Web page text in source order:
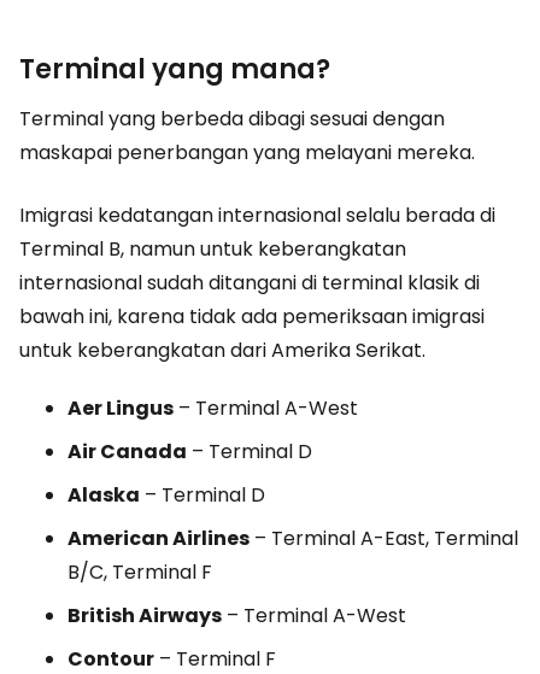
Terminal yang mana?
Terminal yang berbeda dibagi sesuai dengan
maskapai penerbangan yang melayani mereka.
Imigrasi kedatangan internasional selalu berada di
Terminal B, namun untuk keberangkatan
internasional sudah ditangani di terminal klasik di
bawah ini, karena tidak ada pemeriksaan imigrasi
untuk keberangkatan dari Amerika Serikat.
Aer Lingus – Terminal A-West
Air Canada – Terminal D
Alaska – Terminal D
American Airlines – Terminal A-East, Terminal
B/C, Terminal F
British Airways – Terminal A-West
Contour – Terminal F